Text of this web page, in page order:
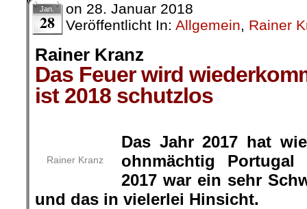
Jan.
28
on 28. Januar 2018
Veröffentlicht In: Allgemein, Rainer
Rainer Kranz
Das Feuer wird
ist 2018 schutzlos
Rainer Kranz
Das Jahr 2017 hat
ohnmächtig
2017 war ein sehr
und das in vielerlei Hinsicht.